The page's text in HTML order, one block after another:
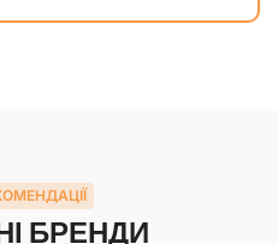
БРЕНДИ